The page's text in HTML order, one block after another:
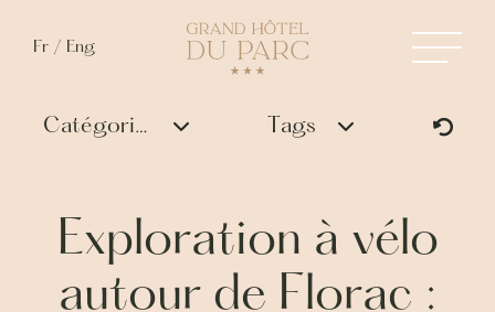
Fr / Eng
Catégories Tags
Exploration à vélo
autour de Florac :